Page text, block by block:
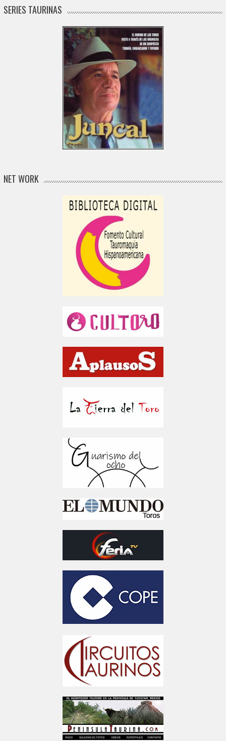
SERIES TAURINAS
NET WORK